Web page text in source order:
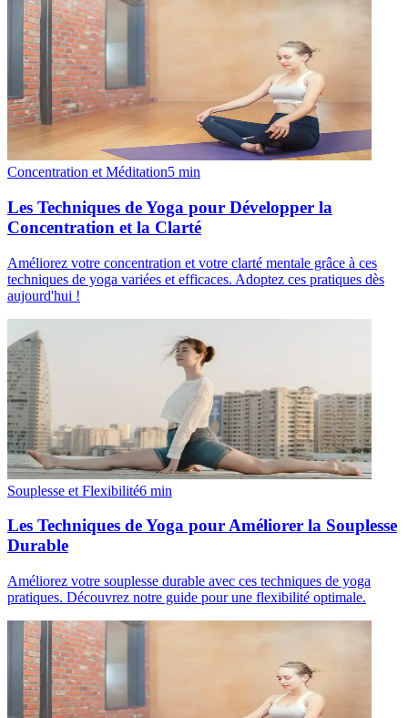
Concentration et Méditation5 min
Les Techniques de Yoga pour Développer la
Concentration et la Clarté
Améliorez votre concentration et votre clarté mentale grâce à ces
techniques de yoga variées et efficaces. Adoptez ces pratiques dès
aujourd'hui !
Souplesse et Flexibilité6 min
Les Techniques de Yoga pour Améliorer la Souplesse
Durable
Améliorez votre souplesse durable avec ces techniques de yoga
pratiques. Découvrez notre guide pour une flexibilité optimale.